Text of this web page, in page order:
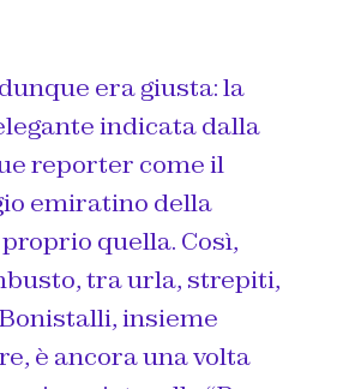
era giusta: la
indicata dalla
reporter come il
emiratino della
quella. Così,
tra urla, strepiti,
insieme
è ancora una volta